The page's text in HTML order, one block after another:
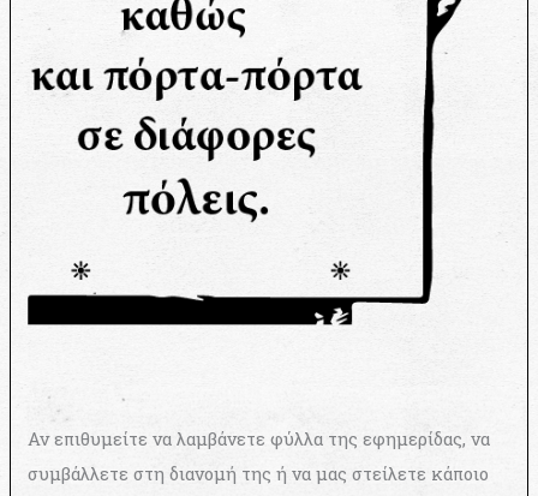
Αν επιθυμείτε να λαμβάνετε φύλλα της εφημερίδας, να
συμβάλλετε στη διανομή της ή να μας στείλετε κάποιο